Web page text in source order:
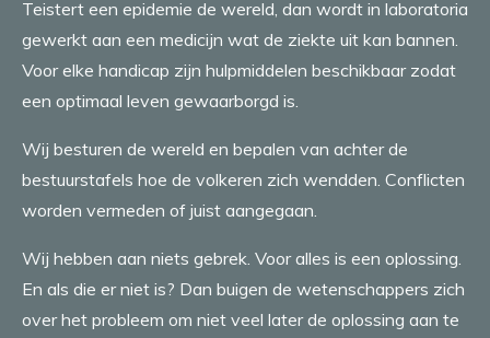
Teistert een epidemie de wereld, dan wordt in laboratoria
gewerkt aan een medicijn wat de ziekte uit kan bannen.
Voor elke handicap zijn hulpmiddelen beschikbaar zodat
een optimaal leven gewaarborgd is.
Wij besturen de wereld en bepalen van achter de
bestuurstafels hoe de volkeren zich wendden. Conflicten
worden vermeden of juist aangegaan.
Wij hebben aan niets gebrek. Voor alles is een oplossing.
En als die er niet is? Dan buigen de wetenschappers zich
over het probleem om niet veel later de oplossing aan te